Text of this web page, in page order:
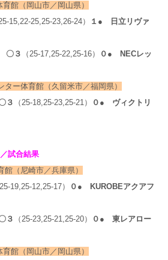
館（岡山市／岡山県）
25-15,22-25,25-23,26-24） １ ● 日立リヴァ
３ （25-17,25-22,25-16） ０ ● NECレッ
ター体育館 （久留米市／福岡県）
３ （25-18,25-23,25-21）
０● ヴィクトリ
試合結果
（尼崎市／兵庫県）
25-19,25-12,25-17）
０● KUROBEアクアフ
３ （25-23,25-21,25-20）
０● 東レアロー
館（岡山市／岡山県）